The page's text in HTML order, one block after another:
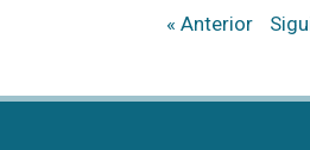
« Anterior